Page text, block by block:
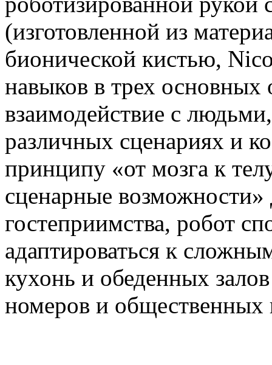
(изготовленной из
бионической кистью,
навыков в трех основных
взаимодействие с
различных сценариях и
принципу «от мозга к
сценарные возможности»
гостеприимства, робот
адаптироваться к
кухонь и обеденных
номеров и общественных